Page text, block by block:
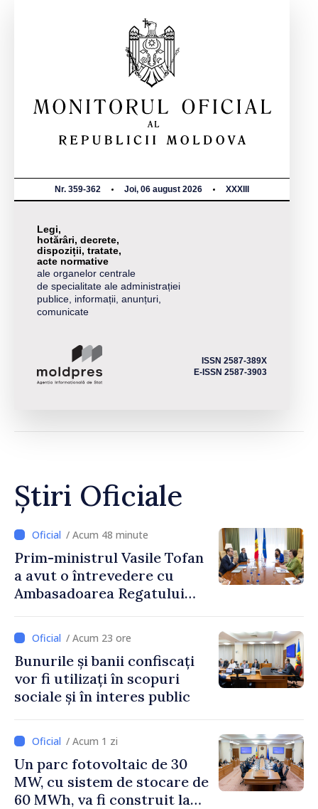
Nr. 359-362 Joi, 06 august 2026 XXXIII
Legi,
hotărâri, decrete,
dispoziții, tratate,
acte normative
ale organelor centrale
de specialitate ale administrației
publice, informații, anunțuri,
comunicate
ISSN 2587-389X
E-ISSN 2587-3903
Știri Oficiale
/ Acum 48 minute
Prim-ministrul Vasile Tofan
a avut o întrevedere cu
Ambasadoarea Regatului
Irlandei de Nord, Fern
Horine / Acum 23 ore
Bunurile și banii confiscați
vor fi utilizați în scopuri
sociale și în interes public
/ Acum 1 zi
Un parc fotovoltaic de 30
MW, cu sistem de stocare de
60 MWh, va fi construit la